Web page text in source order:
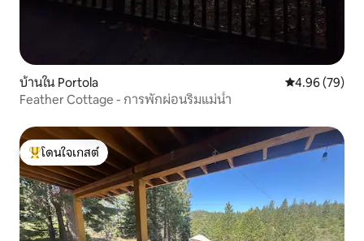
บ้านใน Portola คะแนนเฉลี่ย
4.96 (79)
Feather Cottage - การพักผ่อนริมแม่น้ำ
โดนใจเกสต์ที่สุด
โดนใจเกสต์